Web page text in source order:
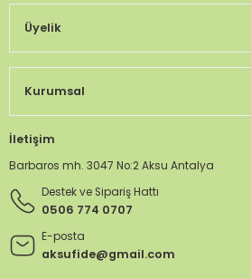
Üyelik
Kurumsal
İletişim
Barbaros mh. 3047 No:2 Aksu Antalya
Destek ve Sipariş Hattı
0506 774 0707
E-posta
aksufide@gmail.com